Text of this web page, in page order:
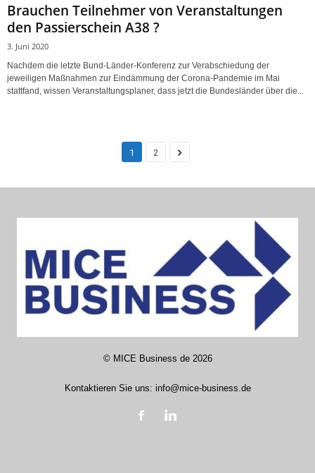
Brauchen Teilnehmer von Veranstaltungen
den Passierschein A38 ?
3. Juni 2020
Nachdem die letzte Bund-Länder-Konferenz zur Verabschiedung der
jeweiligen Maßnahmen zur Eindämmung der Corona-Pandemie im Mai
stattfand, wissen Veranstaltungsplaner, dass jetzt die Bundesländer über die...
1 2
© MICE Business de2026
Kontaktieren Sie uns: info@mice-business.de